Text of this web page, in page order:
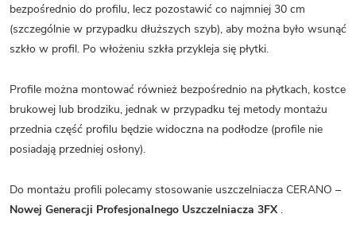
bezpośrednio do profilu, lecz pozostawić co najmniej 30 cm
(szczególnie w przypadku dłuższych szyb), aby można było wsunąć
szkło w profil. Po włożeniu szkła przykleja się płytki.
Profile można montować również bezpośrednio na płytkach, kostce
brukowej lub brodziku, jednak w przypadku tej metody montażu
przednia część profilu będzie widoczna na podłodze (profile nie
posiadają przedniej osłony).
Do montażu profili polecamy stosowanie uszczelniacza CERANO –
Nowej Generacji Profesjonalnego Uszczelniacza 3FX.